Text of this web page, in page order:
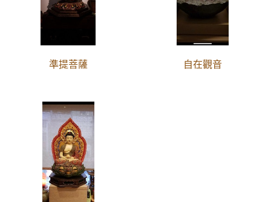
準提菩薩 自在觀音